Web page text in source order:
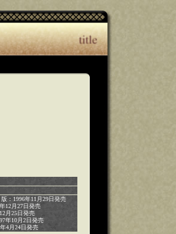
：1996年11月29日発売
12月27日発売
月25日発売
年10月2日発売
4月24日発売